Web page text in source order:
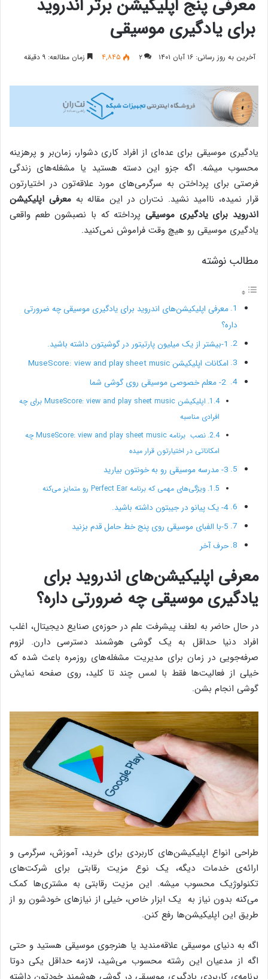
معرفی پنج اپلیکیشن برتر اندروید
برای یادگیری موسیقی
آخرین به روز رسانی: ۱۶ آبان ۱۴۰۱ ۲ ۴,۸۴۵ زمان مطالعه: ۹ دقیقه
یادگیری موسیقی برای عده‌ای از افراد کاری دشوار، زمان‌بر و پرهزینه‌
محسوب میشه. اگه جزو این دسته هستید یا مشغله‌های زندگی
فرصتی برای پرداختن به سرگرمی‌های مورد علاقه‌تون در اختیارتون
قرار نمیده، نا‌امید نشید. نت‌ران در این مقاله بهمعرفی اپلیکیشن
اندروید برای یادگیری موسیقی پرداخته که با نصبشون طعم واقعی
یادگیری موسیقی رو هیچ‌ وقت فراموش نمی‌کنید.
مطالب نوشته
معرفی اپلیکیشن‌های اندروید برای یادگیری موسیقی چه ضرورتی
داره؟
1-بیشتر از یک میلیون پارتیتور در گوشیتون داشته باشید.
امکانات اپلیکیشن MuseScore: view and play sheet music
2- معلم خصوصی موسیقی روی گوشی شما
اپلیکیشن MuseScore: view and play sheet music برای چه
افرادی مناسبه
نصب برنامه MuseScore: view and play sheet music چه
امکاناتی در اختیارتون قرار میده
3- مدرسه موسیقی رو به خونتون بیارید
ویژگی‌های مهمی که برنامه Perfect Ear رو متمایز می‌کنه
4- یک پیانو در جیبتون داشته باشید.
5-با الفبای موسیقی روی پنج خط حامل قدم بزنید
حرف آخر
معرفی اپلیکیشن‌های اندروید برای
یادگیری موسیقی چه ضرورتی داره؟
در حال حاضر به لطف پیشرفت علم در حوزه‌ی صنایع دیجیتال، اغلب
افراد دنیا حداقل به یک گوشی هوشمند دسترسی دارن. لزوم
صرفه‌جویی در زمان برای مدیریت مشغله‌های روزمره باعث شده که
خیلی از فعالیت‌ها فقط با لمس چند تا کلید، روی صفحه نمایش
گوشی انجام بشن.
طراحی انواع اپلیکیشن‌های کاربردی برای خرید، آموزش، سرگرمی و
ارائه‌ی خدمات دیگه، یک نوع مزیت رقابتی برای شرکت‌های
تکنولوژیک محسوب میشه. این مزیت رقابتی به مشتری‌ها کمک
می‌کنه بدون نیاز به یک ابزار خاص، خیلی از نیازهای خودشون رو از
طریق این اپلیکیشن‌ها رفع کنن.
اگه به دنیای موسیقی علاقه‌مندید یا هنرجوی موسیقی هستید و حتی
اگه از مدعیان این رشته محسوب می‌شید، لازمه حداقل یکی دوتا